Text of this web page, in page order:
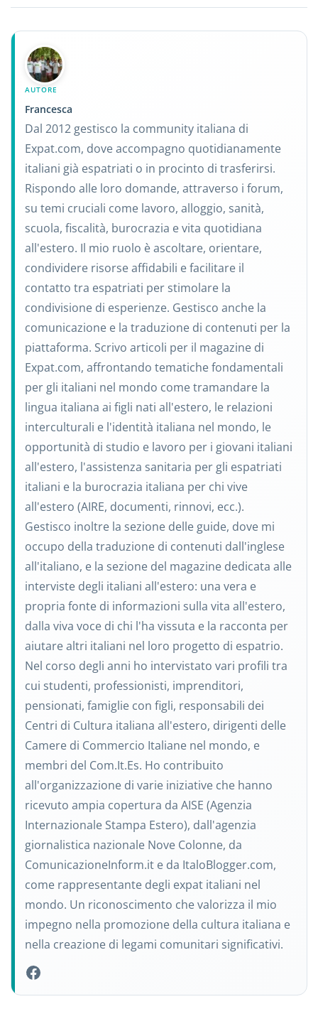
AUTORE
Francesca
Dal 2012 gestisco la community italiana di
Expat.com, dove accompagno quotidianamente
italiani già espatriati o in procinto di trasferirsi.
Rispondo alle loro domande, attraverso i forum,
su temi cruciali come lavoro, alloggio, sanità,
scuola, fiscalità, burocrazia e vita quotidiana
all'estero. Il mio ruolo è ascoltare, orientare,
condividere risorse affidabili e facilitare il
contatto tra espatriati per stimolare la
condivisione di esperienze. Gestisco anche la
comunicazione e la traduzione di contenuti per la
piattaforma. Scrivo articoli per il magazine di
Expat.com, affrontando tematiche fondamentali
per gli italiani nel mondo come tramandare la
lingua italiana ai figli nati all'estero, le relazioni
interculturali e l'identità italiana nel mondo, le
opportunità di studio e lavoro per i giovani italiani
all'estero, l'assistenza sanitaria per gli espatriati
italiani e la burocrazia italiana per chi vive
all'estero (AIRE, documenti, rinnovi, ecc.).
Gestisco inoltre la sezione delle guide, dove mi
occupo della traduzione di contenuti dall'inglese
all'italiano, e la sezione del magazine dedicata alle
interviste degli italiani all'estero: una vera e
propria fonte di informazioni sulla vita all'estero,
dalla viva voce di chi l'ha vissuta e la racconta per
aiutare altri italiani nel loro progetto di espatrio.
Nel corso degli anni ho intervistato vari profili tra
cui studenti, professionisti, imprenditori,
pensionati, famiglie con figli, responsabili dei
Centri di Cultura italiana all'estero, dirigenti delle
Camere di Commercio Italiane nel mondo, e
membri del Com.It.Es. Ho contribuito
all'organizzazione di varie iniziative che hanno
ricevuto ampia copertura da AISE (Agenzia
Internazionale Stampa Estero), dall'agenzia
giornalistica nazionale Nove Colonne, da
ComunicazioneInform.it e da ItaloBlogger.com,
come rappresentante degli expat italiani nel
mondo. Un riconoscimento che valorizza il mio
impegno nella promozione della cultura italiana e
nella creazione di legami comunitari significativi.